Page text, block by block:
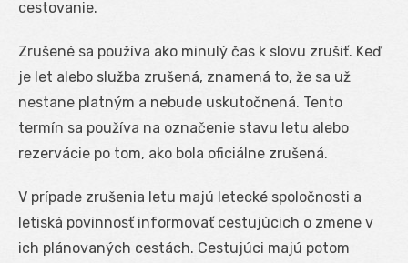
cestovanie.
Zrušené sa používa ako minulý čas k slovu zrušiť. Keď
je let alebo služba zrušená, znamená to, že sa už
nestane platným a nebude uskutočnená. Tento
termín sa používa na označenie stavu letu alebo
rezervácie po tom, ako bola oficiálne zrušená.
V prípade zrušenia letu majú letecké spoločnosti a
letiská povinnosť informovať cestujúcich o zmene v
ich plánovaných cestách. Cestujúci majú potom